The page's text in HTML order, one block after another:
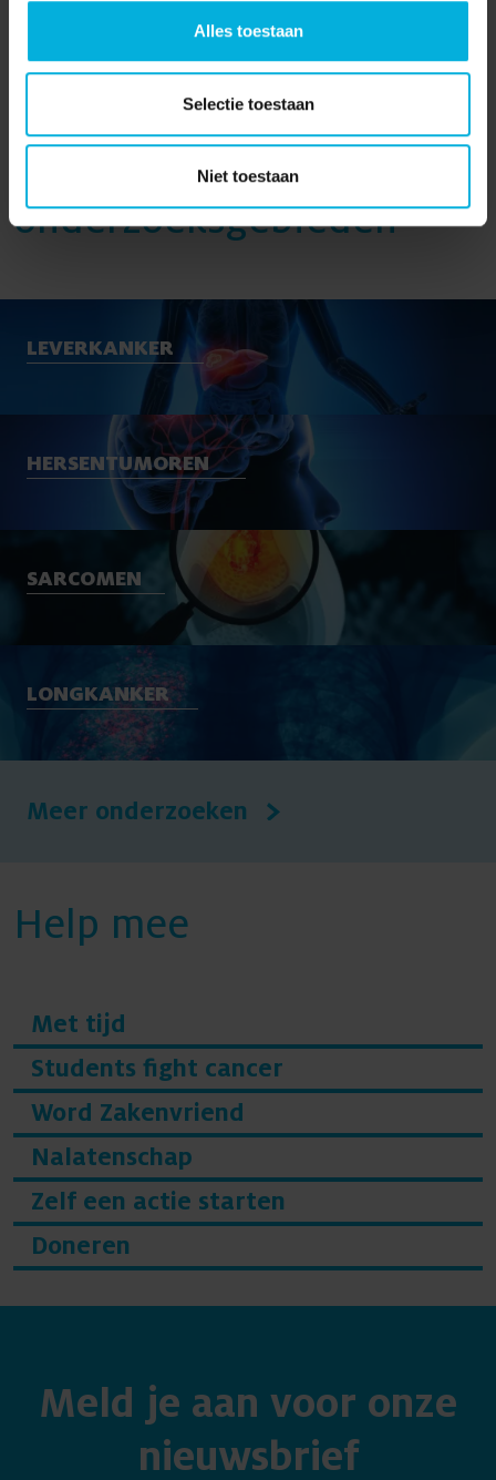
Alles toestaan
Selectie toestaan
Niet toestaan
onderzoeksgebieden
LEVERKANKER
HERSENTUMOREN
SARCOMEN
LONGKANKER
Meer onderzoeken
Help mee
Met tijd
Students fight cancer
Word Zakenvriend
Nalatenschap
Zelf een actie starten
Doneren
Meld je aan voor onze
nieuwsbrief